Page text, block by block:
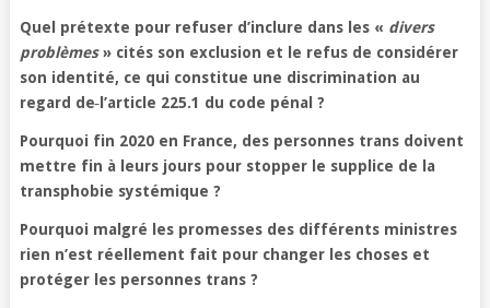
Quel prétexte pour refuser d’inclure dans les « divers
problèmes» cités son exclusion et le refus de considérer
son identité, ce qui constitue une discrimination au
regard de l ’article 225.1 du code pénal ?
Pourquoi fin 2020 en France, des personnes trans doivent
mettre fin à leurs jours pour stopper le supplice de la
transphobie systémique ?
Pourquoi malgré les promesses des différents ministres
rien n’est réellement fait pour changer les choses et
protéger les personnes trans ?